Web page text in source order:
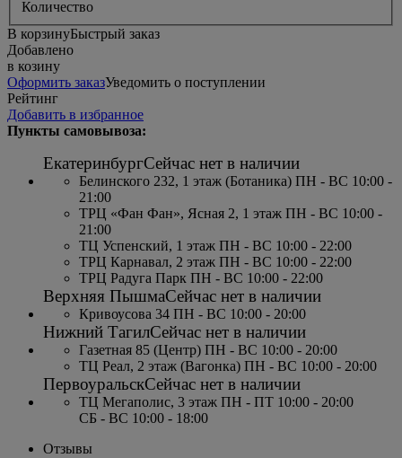
Количество
В корзинуБыстрый заказ
Добавлено
в козину
Оформить заказУведомить о поступлении
Рейтинг
Добавить в избранное
Пункты самовывоза:
ЕкатеринбургСейчас нет в наличии
Белинского 232, 1 этаж (Ботаника) ПН - ВС 10:00 -
21:00
ТРЦ «Фан Фан», Ясная 2, 1 этаж ПН - ВС 10:00 -
21:00
ТЦ Успенский, 1 этаж ПН - ВС 10:00 - 22:00
ТРЦ Карнавал, 2 этаж ПН - ВС 10:00 - 22:00
ТРЦ Радуга Парк ПН - ВС 10:00 - 22:00
Верхняя ПышмаСейчас нет в наличии
Кривоусова 34 ПН - ВС 10:00 - 20:00
Нижний ТагилСейчас нет в наличии
Газетная 85 (Центр) ПН - ВС 10:00 - 20:00
ТЦ Реал, 2 этаж (Вагонка) ПН - ВС 10:00 - 20:00
ПервоуральскСейчас нет в наличии
ТЦ Мегаполис, 3 этаж ПН - ПТ 10:00 - 20:00
СБ - ВС 10:00 - 18:00
Отзывы